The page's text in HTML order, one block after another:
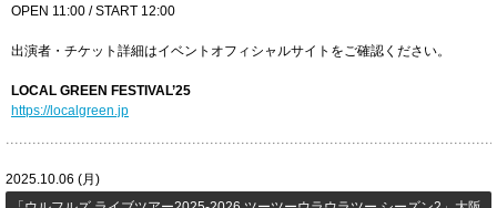
OPEN 11:00 / START 12:00
出演者・チケット詳細はイベントオフィシャルサイトをご確認ください。
LOCAL GREEN FESTIVAL’25
https://localgreen.jp
2025.10.06 (月)